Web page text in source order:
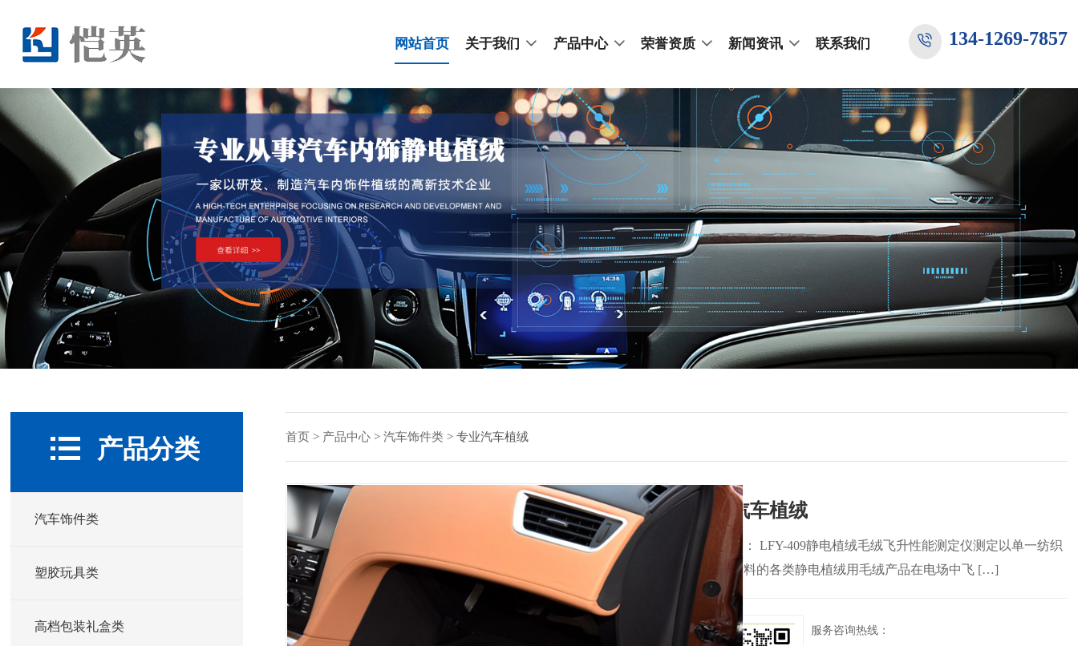
网站首页 关于我们 产品中心 荣誉资质 新闻资讯 联系我们 134-1269-7857
产品分类
汽车饰件类
塑胶玩具类
高档包装礼盒类
首页> 产品中心> 汽车饰件类> 专业汽车植绒
专业汽车植绒
主要用途： LFY-409静电植绒毛绒飞升性能测定仪测定以单一纺织
纤维为原料的各类静电植绒用毛绒产品在电场中飞 […]
服务咨询热线：